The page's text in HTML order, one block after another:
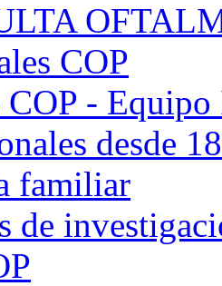
COP
-
desde
familiar
de